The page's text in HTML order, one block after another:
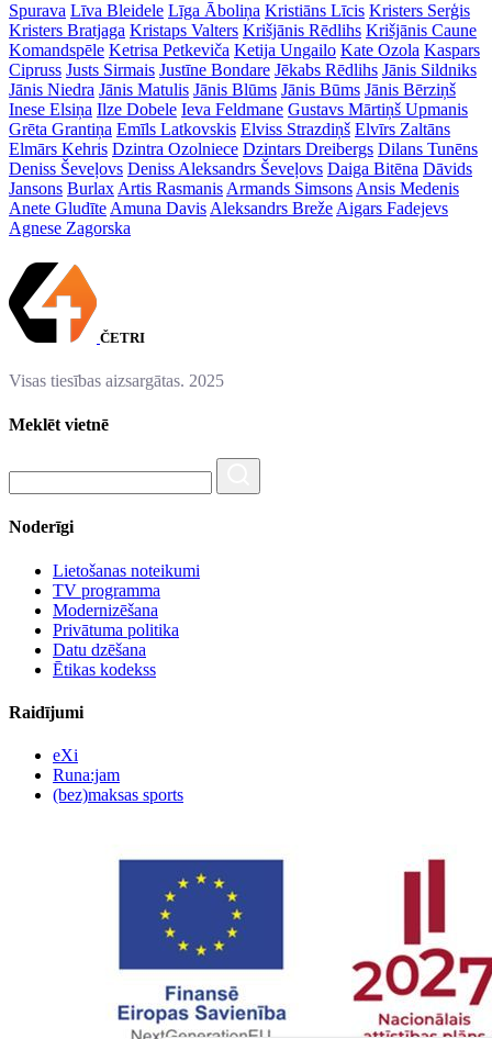
Spurava Līva Bleidele Līga Āboliņa Kristiāns Līcis Kristers Serģis
Kristers Bratjaga Kristaps Valters Krišjānis Rēdlihs Krišjānis Caune
Komandspēle Ketrisa Petkeviča Ketija Ungailo Kate Ozola Kaspars
Cipruss Justs Sirmais Justīne Bondare Jēkabs Rēdlihs Jānis Sildniks
Jānis Niedra Jānis Matulis Jānis Blūms Jānis Būms Jānis Bērziņš
Inese Elsiņa Ilze Dobele Ieva Feldmane Gustavs Mārtiņš Upmanis
Grēta Grantiņa Emīls Latkovskis Elviss Strazdiņš Elvīrs Zaltāns
Elmārs Kehris Dzintra Ozolniece Dzintars Dreibergs Dilans Tunēns
Deniss Ševeļovs Deniss Aleksandrs Ševeļovs Daiga Bitēna Dāvids
Jansons Burlax Artis Rasmanis Armands Simsons Ansis Medenis
Anete Gludīte Amuna Davis Aleksandrs Breže Aigars Fadejevs
Agnese Zagorska
ČETRI
Visas tiesības aizsargātas. 2025
Meklēt vietnē
Noderīgi
Lietošanas noteikumi
TV programma
Modernizēšana
Privātuma politika
Datu dzēšana
Ētikas kodekss
Raidījumi
eXi
Runa:jam
(bez)maksas sports